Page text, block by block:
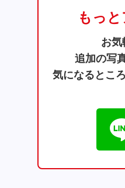
もっ
お気
追加の写
気になるとこ